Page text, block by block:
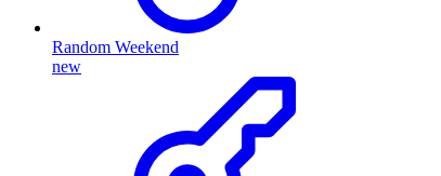
Random Weekend
new